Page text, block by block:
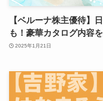
【ベルーナ株主優待】
も！豪華カタログ内容
2025年1月21日